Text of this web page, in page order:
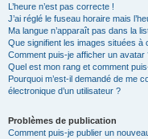
L’heure n’est pas correcte !
J’ai réglé le fuseau horaire mais
Ma langue n’apparaît pas dans la
Que signifient les images situées à
Comment puis-je afficher un avatar
Quel est mon rang et comment
Pourquoi m’est-il demandé de me
électronique d’un utilisateur ?
Problèmes de publication
Comment puis-je publier un